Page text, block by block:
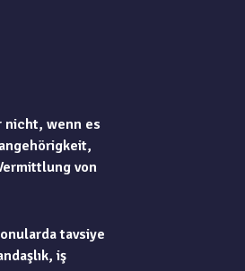
nicht, wenn es
von
tavsiye
iş